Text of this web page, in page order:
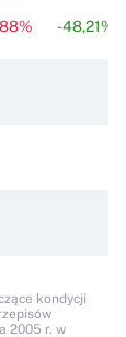
-48,21%
kondycji
2005 r. w